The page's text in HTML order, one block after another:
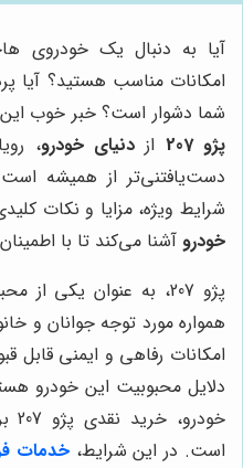
آیا به دنبال یک خودروی
امکانات مناسب هستید؟ آیا
شما دشوار است؟ خبر خوب
پژو 207
از دنیای خودرو،
دست‌یافتنی‌تر از همیشه
شرایط ویژه، مزایا و نکات کلیدی
خودرو آشنا می‌کند تا با
پژو 207، به عنوان یکی
همواره مورد توجه جوانان و
امکانات رفاهی و ایمنی قابل
دلایل محبوبیت این خودرو
است. در این شرایط،خدمات